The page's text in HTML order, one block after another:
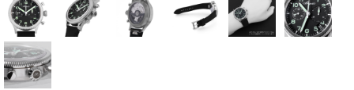
グランド